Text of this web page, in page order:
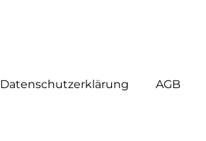
Daten­schutz­erklärung AGB